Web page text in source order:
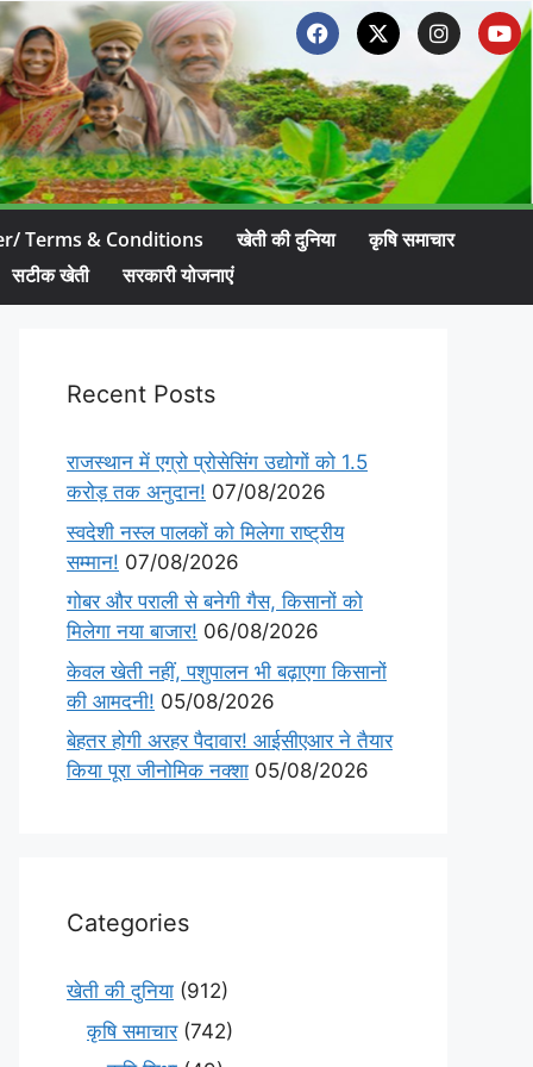
Terms & Conditions खेती की दुनिया
कृषि समाचार
सटीक खेती
सरकारी योजनाएं
Recent Posts
राजस्थान में एग्रो प्रोसेसिंग उद्योगों को 1.5
करोड़ तक अनुदान! 07/08/2026
स्वदेशी नस्ल पालकों को मिलेगा राष्ट्रीय
सम्मान! 07/08/2026
गोबर और पराली से बनेगी गैस, किसानों को
मिलेगा नया बाजार! 06/08/2026
केवल खेती नहीं, पशुपालन भी बढ़ाएगा किसानों
की आमदनी! 05/08/2026
बेहतर होगी अरहर पैदावार! आईसीएआर ने तैयार
किया पूरा जीनोमिक नक्शा 05/08/2026
Categories
खेती की दुनिया (912)
कृषि समाचार(742)